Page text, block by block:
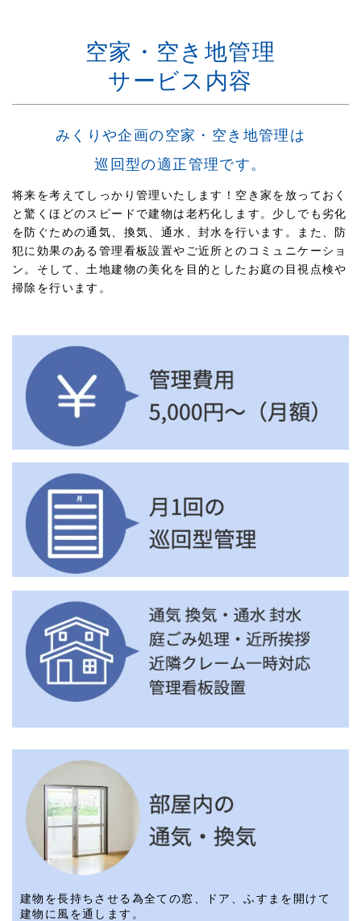
空家・空き地管理
サービス内容
みくりや企画の空家・空き地管理は
巡回型の適正管理です。
将来を考えてしっかり管理いたします！空き家を放っておく
と驚くほどのスピードで建物は老朽化します。少しでも劣化
を防ぐための通気、換気、通水、封水を行います。また、防
犯に効果のある管理看板設置やご近所とのコミュニケーショ
ン。そして、土地建物の美化を目的としたお庭の目視点検や
掃除を行います。
建物を長持ちさせる為全ての窓、ドア、ふすまを開けて
建物に風を通します。